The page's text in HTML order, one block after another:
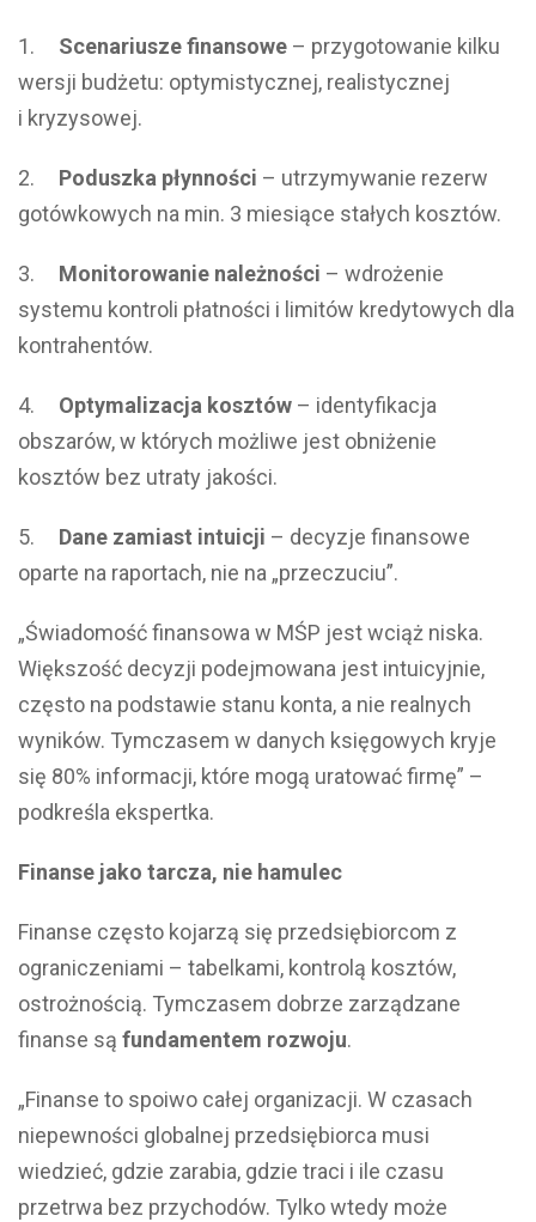
1. Scenariusze finansowe – przygotowanie kilku
wersji budżetu: optymistycznej, realistycznej
i kryzysowej.
2. Poduszka płynności – utrzymywanie rezerw
gotówkowych na min. 3 miesiące stałych kosztów.
3. Monitorowanie należności – wdrożenie
systemu kontroli płatności i limitów kredytowych dla
kontrahentów.
4. Optymalizacja kosztów – identyfikacja
obszarów, w których możliwe jest obniżenie
kosztów bez utraty jakości.
5. Dane zamiast intuicji – decyzje finansowe
oparte na raportach, nie na „przeczuciu”.
„Świadomość finansowa w MŚP jest wciąż niska.
Większość decyzji podejmowana jest intuicyjnie,
często na podstawie stanu konta, a nie realnych
wyników. Tymczasem w danych księgowych kryje
się 80% informacji, które mogą uratować firmę” –
podkreśla ekspertka.
Finanse jako tarcza, nie hamulec
Finanse często kojarzą się przedsiębiorcom z
ograniczeniami – tabelkami, kontrolą kosztów,
ostrożnością. Tymczasem dobrze zarządzane
finanse są fundamentem rozwoju.
„Finanse to spoiwo całej organizacji. W czasach
niepewności globalnej przedsiębiorca musi
wiedzieć, gdzie zarabia, gdzie traci i ile czasu
przetrwa bez przychodów. Tylko wtedy może